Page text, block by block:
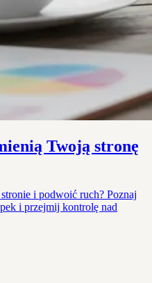
Twoją stronę
i podwoić ruch? Poznaj
i przejmij kontrolę nad